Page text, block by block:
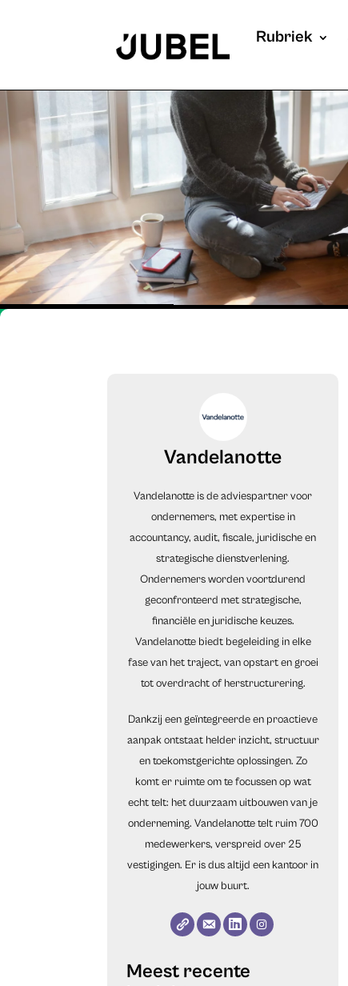
Rubriek
Vandelanotte
Vandelanotte is de adviespartner voor
ondernemers, met expertise in
accountancy, audit, fiscale, juridische en
strategische dienstverlening.
Ondernemers worden voortdurend
geconfronteerd met strategische,
financiële en juridische keuzes.
Vandelanotte biedt begeleiding in elke
fase van het traject, van opstart en groei
tot overdracht of herstructurering.
Dankzij een geïntegreerde en proactieve
aanpak ontstaat helder inzicht, structuur
en toekomstgerichte oplossingen. Zo
komt er ruimte om te focussen op wat
echt telt: het duurzaam uitbouwen van je
onderneming. Vandelanotte telt ruim 700
medewerkers, verspreid over 25
vestigingen. Er is dus altijd een kantoor in
jouw buurt.